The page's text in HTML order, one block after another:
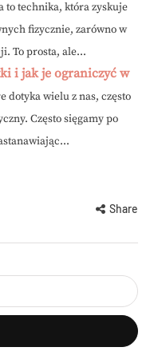
to technika, która zyskuje
fizycznie, zarówno w
To prosta, ale...
i jak je ograniczyć w
dotyka wielu z nas, często
Często sięgamy po
Share